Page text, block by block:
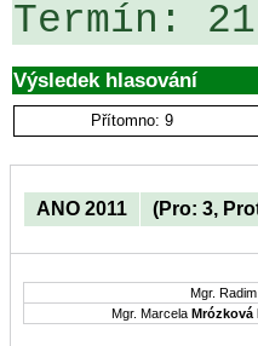
Výsledek hlasování
Přítomno: 9
ANO 2011 (Pro: 3,
Mgr. Radim
Mgr. Marcela Mrózková